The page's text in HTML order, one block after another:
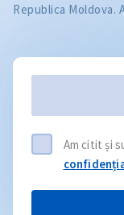
Republica Moldova.
Am citit și